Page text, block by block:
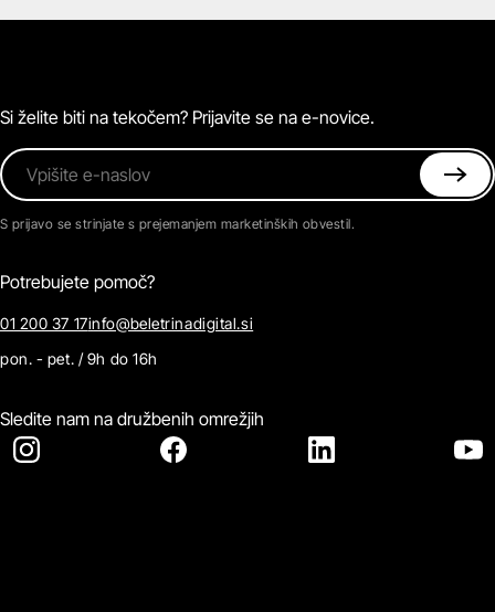
Zvočne knjige
Kontaktirajte nas
Si želite biti na tekočem? Prijavite se na e-novice.
Vpišite e-naslov
S prijavo se strinjate s prejemanjem marketinških obvestil.
Potrebujete pomoč?
01 200 37 17info@beletrinadigital.si
pon. - pet. / 9h do 16h
Sledite nam na družbenih omrežjih